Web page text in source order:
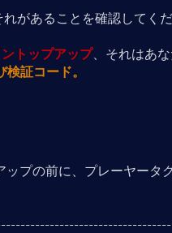
があることを確認してく
トップアップ、それはあ
証コード。
プの前に、プレーヤータ